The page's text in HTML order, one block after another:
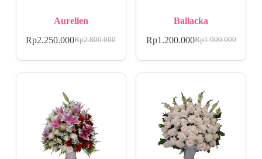
Aurelien
Rp2.800.000
Rp2.250.000
Ballacka
Rp1.900.000
Rp1.200.000